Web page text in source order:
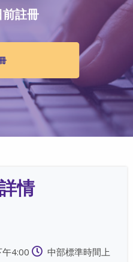
註冊
情
4:00
中部標準時間上